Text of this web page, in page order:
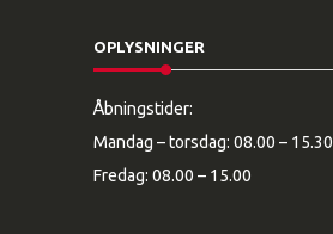
OPLYSNINGER
Åbningstider:
Mandag – torsdag: 08.00 – 15.30
Fredag: 08.00 – 15.00